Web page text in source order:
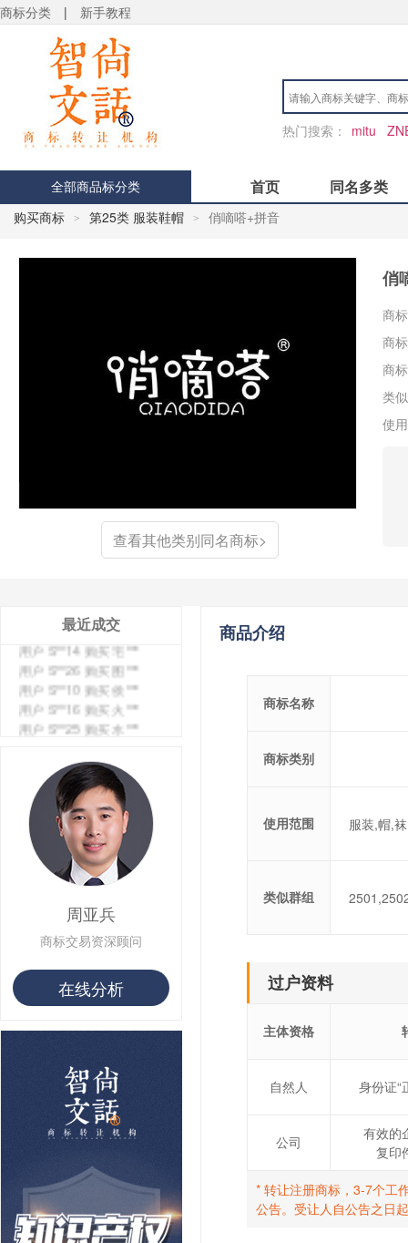
商标分类 | 新手教程
热门搜索： mitu
全部商品标分类 首页 同名多类
购买商标 > 第25类 服装鞋帽 > 俏嘀嗒+拼音
查看其他类别同名商标>
俏
商
商
商
类
使
最近成交
用户 S**0 购买 冠***
用户 S**5 购买 云***
用户 S**3 购买 K***
用户 S**9 购买 停***
用户 S**8 购买 专***
用户 S**14 购买 宅***
用户 S**26 购买 图***
用户 S**10 购买 侯***
用户 S**16 购买 火***
用户 S**25 购买 水***
用户 S**33 购买 巴***
用户 S**19 购买 T***
用户 S**22 购买 茶***
用户 S**68 购买 俏***
周亚兵
商标交易资深顾问
在线分析
商品介绍
商标名称
商标类别
使用范围 服装,帽,
类似群组
过户资料
主体资格
自然人 身份证“
公司
有效的
复印
* 转让注册商标，3-7个工
公告。受让人自公告之日